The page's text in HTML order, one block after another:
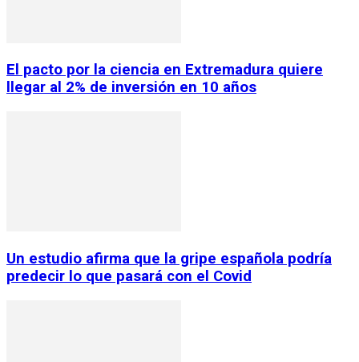
El pacto por la ciencia en Extremadura quiere
llegar al 2% de inversión en 10 años
Un estudio afirma que la gripe española podría
predecir lo que pasará con el Covid